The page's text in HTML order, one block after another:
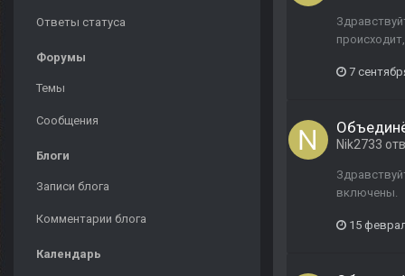
Ответы статуса
Форумы
Темы
Сообщения
Блоги
Записи блога
Комментарии блога
Календарь
7
Nik2733
включены.
15